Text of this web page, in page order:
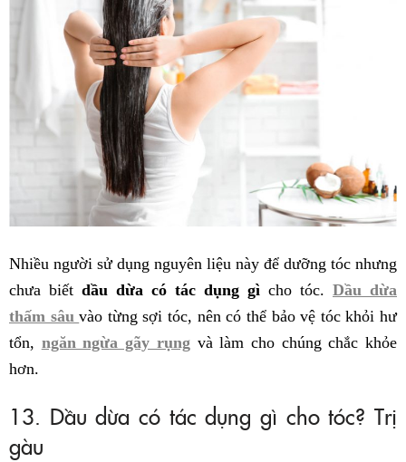
Nhiều người sử dụng nguyên liệu này để dưỡng tóc nhưng
chưa biết dầu dừa có tác dụng gì cho tóc. Dầu dừa
thấm sâuvào từng sợi tóc, nên có thể bảo vệ tóc khỏi hư
tổn, ngăn ngừa gãy rụngvà làm cho chúng chắc khỏe
hơn.
13. Dầu dừa có tác dụng gì cho tóc? Trị
gàu